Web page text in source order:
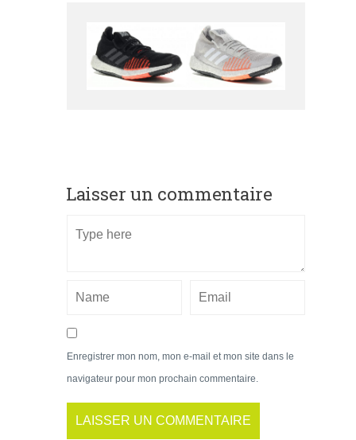
Laisser un commentaire
Enregistrer mon nom, mon e-mail et mon site dans le
navigateur pour mon prochain commentaire.